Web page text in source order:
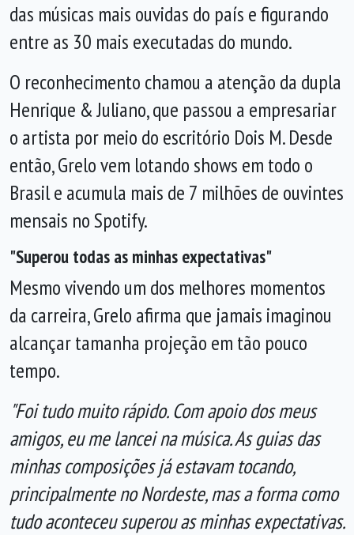
das músicas mais ouvidas do país e figurando
entre as 30 mais executadas do mundo.
O reconhecimento chamou a atenção da dupla
Henrique & Juliano, que passou a empresariar
o artista por meio do escritório Dois M. Desde
então, Grelo vem lotando shows em todo o
Brasil e acumula mais de 7 milhões de ouvintes
mensais no Spotify.
"Superou todas as minhas expectativas"
Mesmo vivendo um dos melhores momentos
da carreira, Grelo afirma que jamais imaginou
alcançar tamanha projeção em tão pouco
tempo.
"Foi tudo muito rápido. Com apoio dos meus
amigos, eu me lancei na música. As guias das
minhas composições já estavam tocando,
principalmente no Nordeste, mas a forma como
tudo aconteceu superou as minhas expectativas.